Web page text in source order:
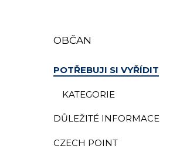
OBČAN
POTŘEBUJI SI VYŘÍDIT
KATEGORIE
DŮLEŽITÉ INFORMACE
CZECH POINT